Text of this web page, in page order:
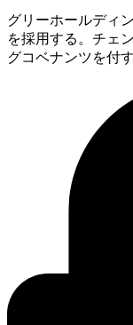
グリーホールディ
を採用する。チェ
グコベナンツを付す